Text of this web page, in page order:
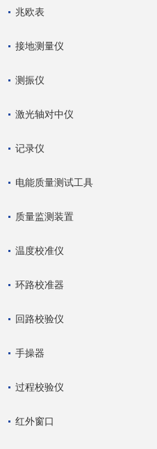
兆欧表
接地测量仪
测振仪
激光轴对中仪
记录仪
电能质量测试工具
质量监测装置
温度校准仪
环路校准器
回路校验仪
手操器
过程校验仪
红外窗口